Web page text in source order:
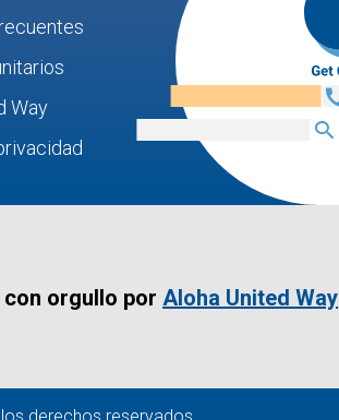
Way
orgullo por Aloha United Way